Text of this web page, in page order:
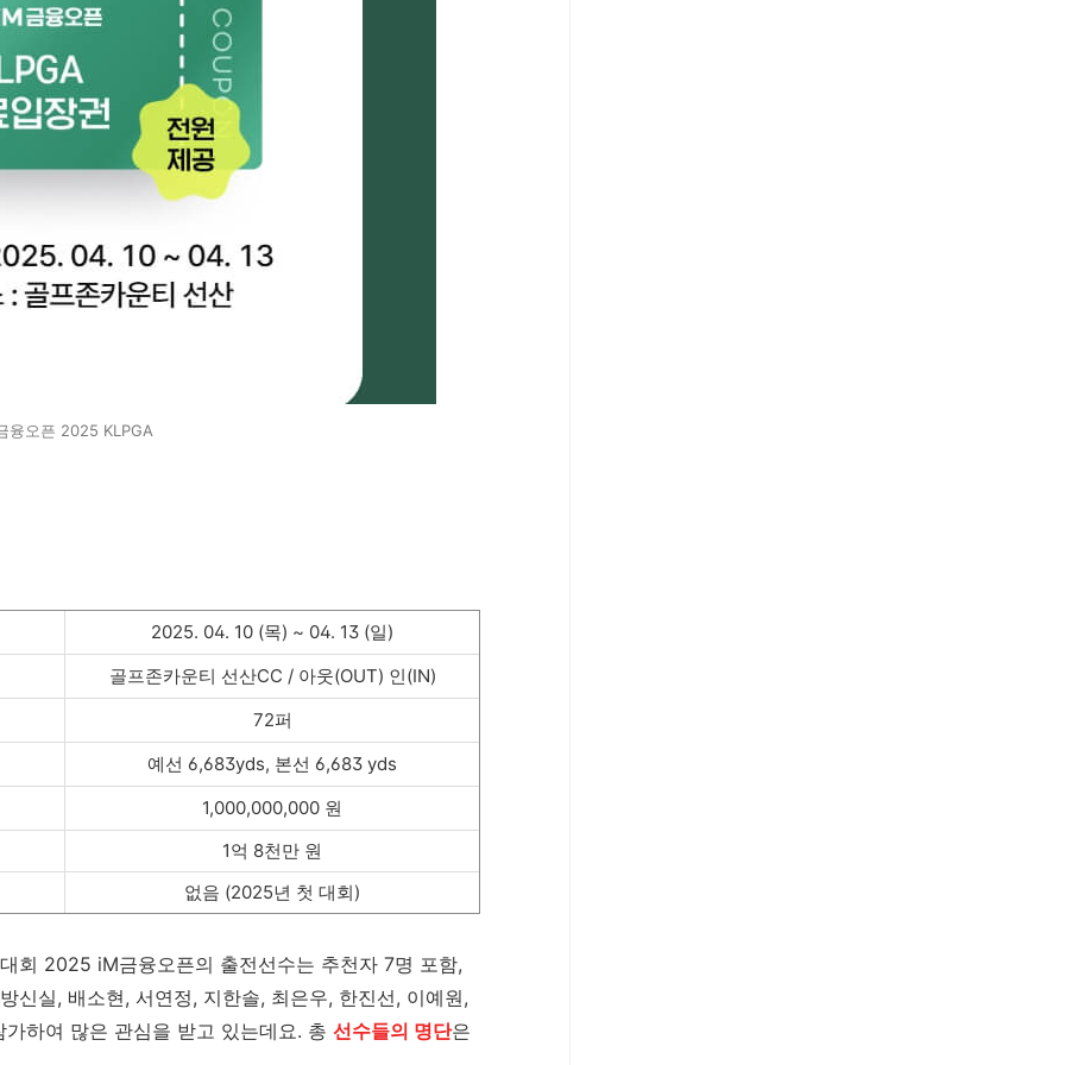
융오픈 2025 KLPGA
2025. 04. 10 (목) ~ 04. 13 (일)
골프존카운티 선산CC / 아웃(OUT) 인(IN)
72퍼
예선 6,683yds, 본선 6,683 yds
1,000,000,000 원
1억 8천만 원
없음 (2025년 첫 대회)
회 2025 iM금융오픈의 출전선수는 추천자 7명 포함,
신실, 배소현, 서연정, 지한솔, 최은우, 한진선, 이예원,
하여 많은 관심을 받고 있는데요. 총 선수들의 명단은